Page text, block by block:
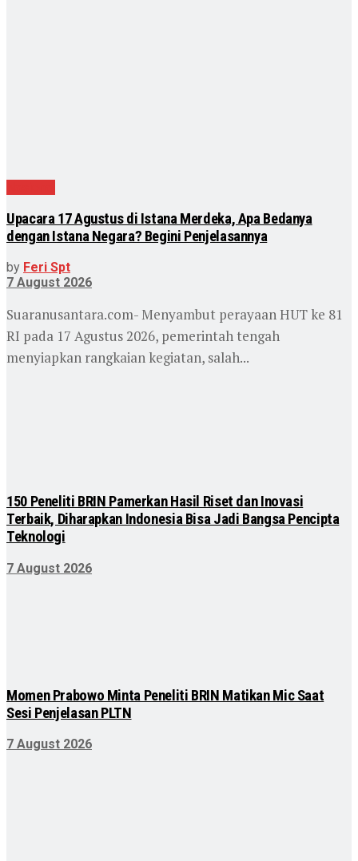
Upacara 17 Agustus di Istana Merdeka, Apa Bedanya
dengan Istana Negara? Begini Penjelasannya
by Feri Spt
7 August 2026
Suaranusantara.com- Menyambut perayaan HUT ke 81
RI pada 17 Agustus 2026, pemerintah tengah
menyiapkan rangkaian kegiatan, salah...
150 Peneliti BRIN Pamerkan Hasil Riset dan Inovasi
Terbaik, Diharapkan Indonesia Bisa Jadi Bangsa Pencipta
Teknologi
7 August 2026
Momen Prabowo Minta Peneliti BRIN Matikan Mic Saat
Sesi Penjelasan PLTN
7 August 2026